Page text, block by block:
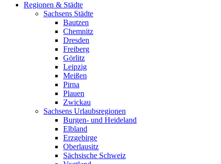
Regionen & Städte
Sachsens Städte
Bautzen
Chemnitz
Dresden
Freiberg
Görlitz
Leipzig
Meißen
Pirna
Plauen
Zwickau
Sachsens Urlaubsregionen
Burgen- und Heideland
Elbland
Erzgebirge
Oberlausitz
Sächsische Schweiz